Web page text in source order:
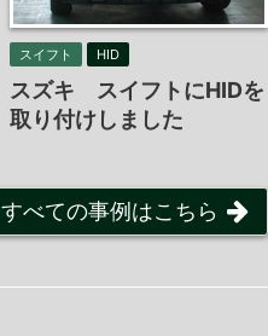
スイフト HID
スズキ スイフトにHIDを
取り付けしました
すべての事例はこちら